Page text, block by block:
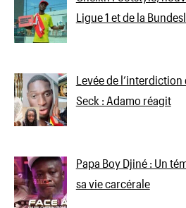
Ligue 1 et de la
Levée de
Seck : Adamo réagit
Papa Boy Djiné : Un
sa vie carcérale